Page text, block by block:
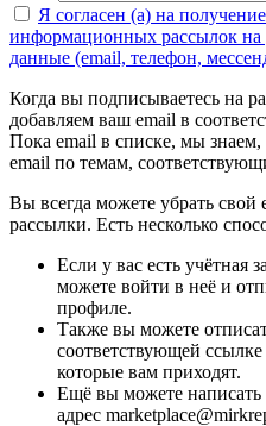
Я согласен (а) на
информационных рассылок
данные (email, телефон,
Когда вы подписываетесь
добавляем ваш email в
Пока email в списке, мы
email по темам,
Вы всегда можете убрать свой
рассылки. Есть несколько
Если у вас есть учётная
можете войти в неё и
профиле.
Также вы можете
соответствующей
которые вам приходят.
Ещё вы можете написать
адрес